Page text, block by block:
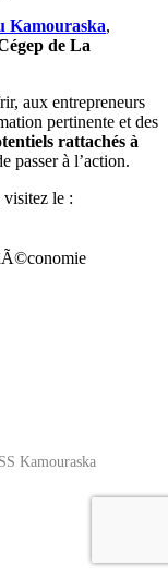
Kamouraska,
de La
aux entrepreneurs
pertinente et des
rattachés à
passer à l’action.
le :
Kamouraska